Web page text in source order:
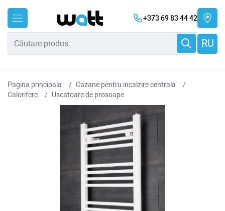
+373 69 83 44 42
RU
Pagina principala
Cazane pentru incalzire centrala
Сalorifere
Uscatoare de prosoape